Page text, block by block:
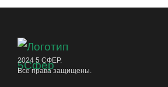
2024 5 СФЕР.
Все права защищены.